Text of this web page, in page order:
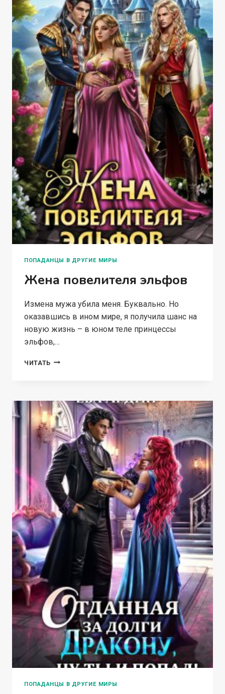
ПОПАДАНЦЫ В ДРУГИЕ МИРЫ
Жена повелителя эльфов
Измена мужа убила меня. Буквально. Но
оказавшись в ином мире, я получила шанс на
новую жизнь – в юном теле принцессы
эльфов,…
ЧИТАТЬ ЖЕНА
ПОПАДАНЦЫ В ДРУГИЕ МИРЫ